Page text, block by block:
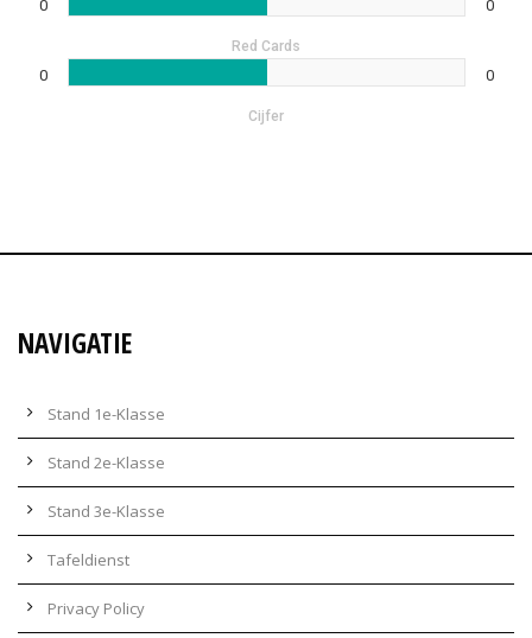
0 0
Red Cards
0 0
Cijfer
NAVIGATIE
Stand 1e-Klasse
Stand 2e-Klasse
Stand 3e-Klasse
Tafeldienst
Privacy Policy